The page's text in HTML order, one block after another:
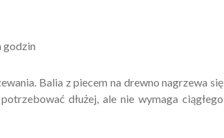
godzin
Balia z piecem na drewno nagrzewa się
dłużej, ale nie wymaga ciągłego